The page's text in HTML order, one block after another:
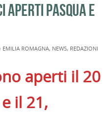
APERTI PASQUA E
EMILIA ROMAGNA, NEWS, REDAZIONI
aperti il 20
il 21,